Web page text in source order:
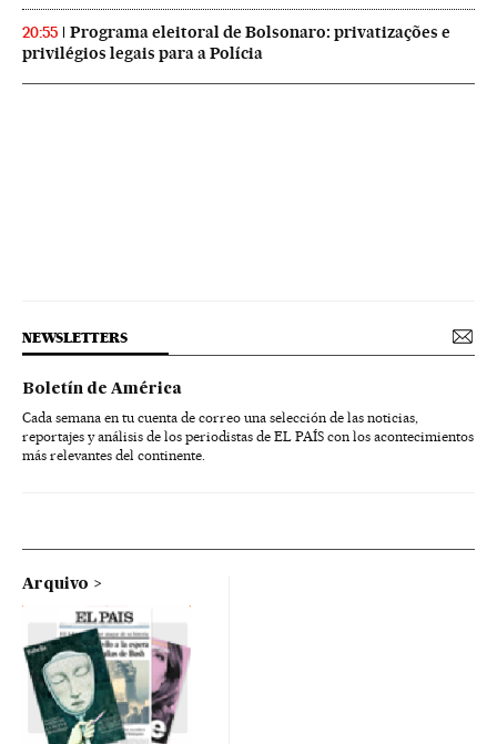
20:55
Programa eleitoral de Bolsonaro: privatizações e
privilégios legais para a Polícia
NEWSLETTERS
Boletín de América
Cada semana en tu cuenta de correo una selección de las noticias,
reportajes y análisis de los periodistas de EL PAÍS con los acontecimientos
más relevantes del continente.
Arquivo